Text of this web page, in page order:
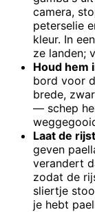
camera,
peterselie
kleur. In
ze landen;
Houd hem
bord voor
brede,
— schep
Laat de
geven
verandert
zodat de
sliertje
je hebt